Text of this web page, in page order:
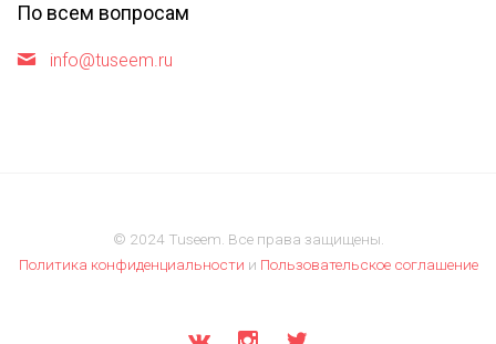
По всем вопросам
info@tuseem.ru
© 2024 Tuseem. Все права защищены.
Политика конфиденциальности и Пользовательское соглашение